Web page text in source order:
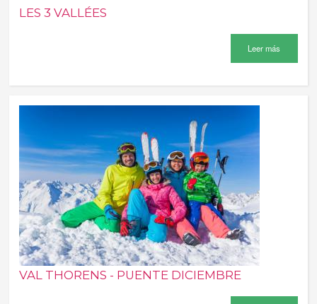
LES 3 VALLÉES
Leer más
VAL THORENS - PUENTE DICIEMBRE